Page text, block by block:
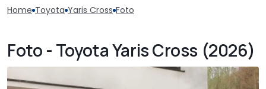
Home Toyota Yaris Cross Foto
Foto - Toyota Yaris Cross (2026)